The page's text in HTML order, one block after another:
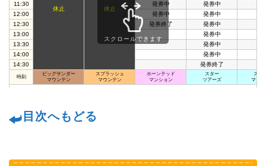
休止 休止
11:30
発券中
発券中
12:00
発券中
発券中
12:30
発券終了
発券中
13:00
発券中
13:30
発券中
14:00
発券中
14:30
発券終了
時刻
ビッグサンダー
マウンテン
スプラッシュ
マウンテン
ホーンテッド
マンション
スター
ツアーズ
スペ
マウン
スクロールできます
目次へもどる